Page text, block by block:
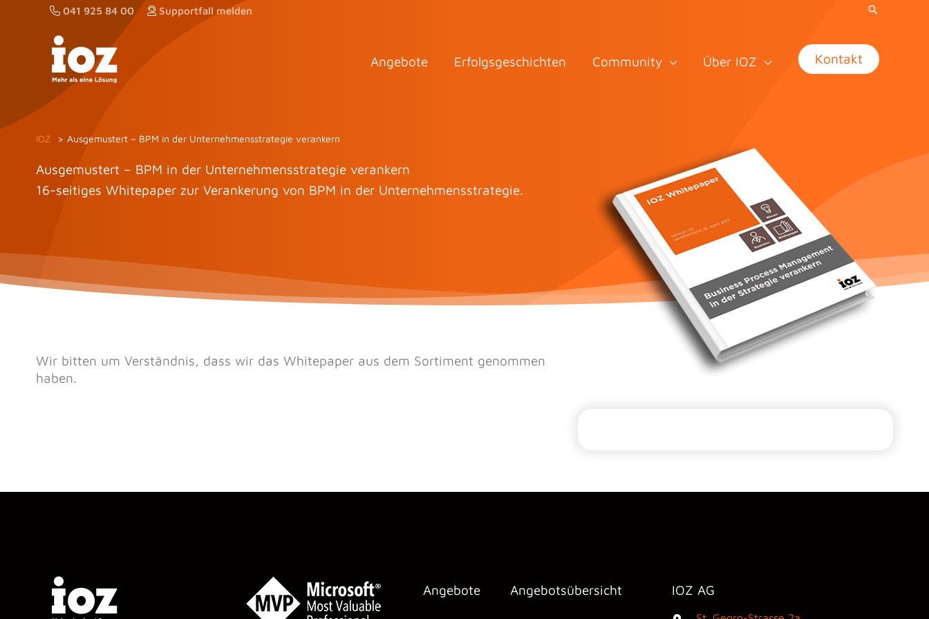
041 925 84 00 Supportfall melden
Angebote Erfolgsgeschichten Community Über IOZ Kontakt
IOZ Ausgemustert – BPM in der Unternehmensstrategie verankern
Ausgemustert – BPM in der Unternehmensstrategie verankern
16-seitiges Whitepaper zur Verankerung von BPM in der Unternehmensstrategie.
Wir bitten um Verständnis, dass wir das Whitepaper aus dem Sortiment genommen
haben.
Angebote Angebotsübersicht IOZ AG